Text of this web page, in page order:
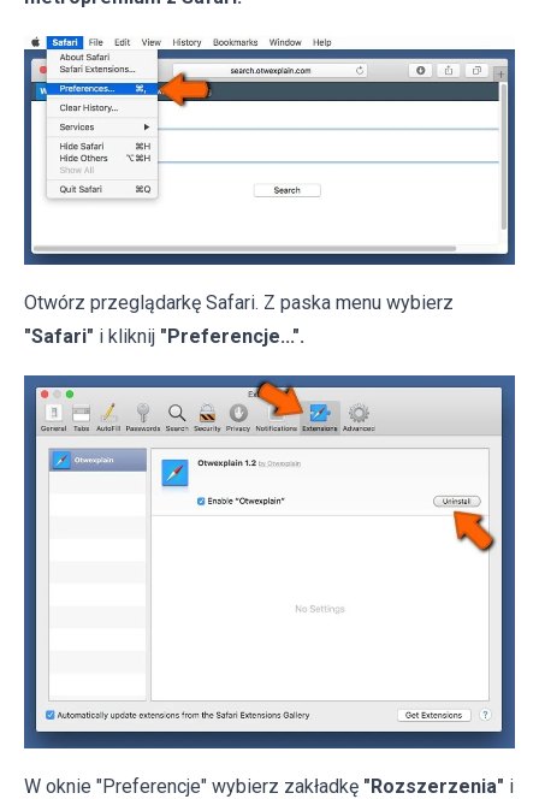
Otwórz przeglądarkę Safari. Z paska menu wybierz
"Safari" i kliknij "Preferencje...".
W oknie "Preferencje" wybierz zakładkę "Rozszerzenia" i